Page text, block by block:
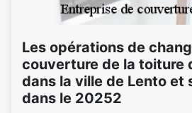
Les opérations de
couverture de la toiture
dans la ville de Lento et
dans le 20252